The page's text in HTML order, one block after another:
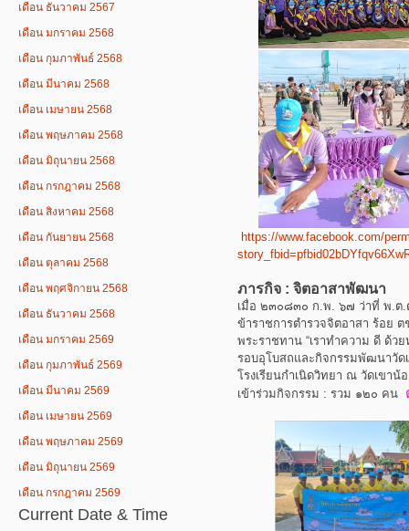
เดือน ธันวาคม 2567
เดือน มกราคม 2568
เดือน กุมภาพันธ์ 2568
เดือน มีนาคม 2568
เดือน เมษายน 2568
เดือน พฤษภาคม 2568
เดือน มิถุนายน 2568
เดือน กรกฎาคม 2568
เดือน สิงหาคม 2568
เดือน กันยายน 2568
เดือน ตุลาคม 2568
เดือน พฤศจิกายน 2568
เดือน ธันวาคม 2568
เดือน มกราคม 2569
เดือน กุมภาพันธ์ 2569
เดือน มีนาคม 2569
เดือน เมษายน 2569
เดือน พฤษภาคม 2569
เดือน มิถุนายน 2569
เดือน กรกฎาคม 2569
Current Date & Time
https://www.facebook.com/
ภารกิจ : จิตอาสาพัฒนา
เมื่อ ๒๓๐๘๓๐ ก.พ. ๖๗ ว่าที่ พ.ต
ข้าราชการตำรวจจิตอาสา ร้อย
พระราชทาน “เราทำความ ดี ด้ว
รอบอุโบสถและกิจกรรมพัฒนาวัด
โรงเรียนกำเนิดวิทยา ณ วัดเขา
เข้าร่วมกิจกรรม : รวม ๑๒๐ คน